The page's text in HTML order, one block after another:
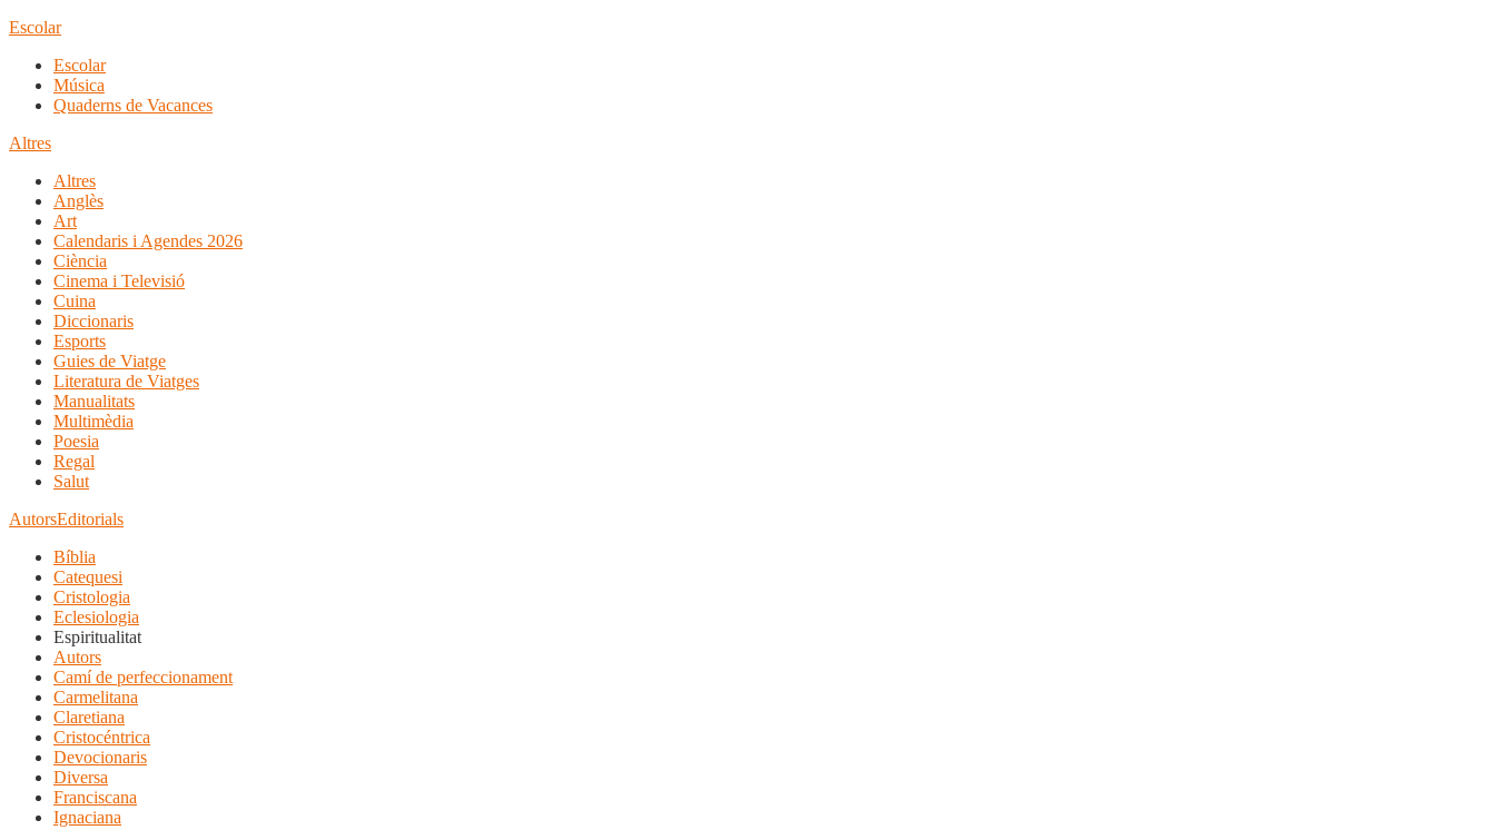
Escolar
Escolar
Música
Quaderns de Vacances
Altres
Altres
Anglès
Art
Calendaris i Agendes 2026
Ciència
Cinema i Televisió
Cuina
Diccionaris
Esports
Guies de Viatge
Literatura de Viatges
Manualitats
Multimèdia
Poesia
Regal
Salut
AutorsEditorials
Bíblia
Catequesi
Cristologia
Eclesiologia
Espiritualitat
Autors
Camí de perfeccionament
Carmelitana
Claretiana
Cristocéntrica
Devocionaris
Diversa
Franciscana
Ignaciana